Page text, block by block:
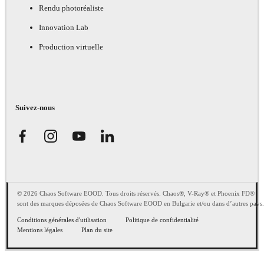
Rendu photoréaliste
Innovation Lab
Production virtuelle
Suivez-nous
© 2026 Chaos Software EOOD. Tous droits réservés. Chaos®, V-Ray® et Phoenix FD®
sont des marques déposées de Chaos Software EOOD en Bulgarie et/ou dans d’autres pays.
Conditions générales d'utilisation
Politique de confidentialité
Mentions légales
Plan du site